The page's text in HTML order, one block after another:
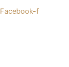
Facebook-f